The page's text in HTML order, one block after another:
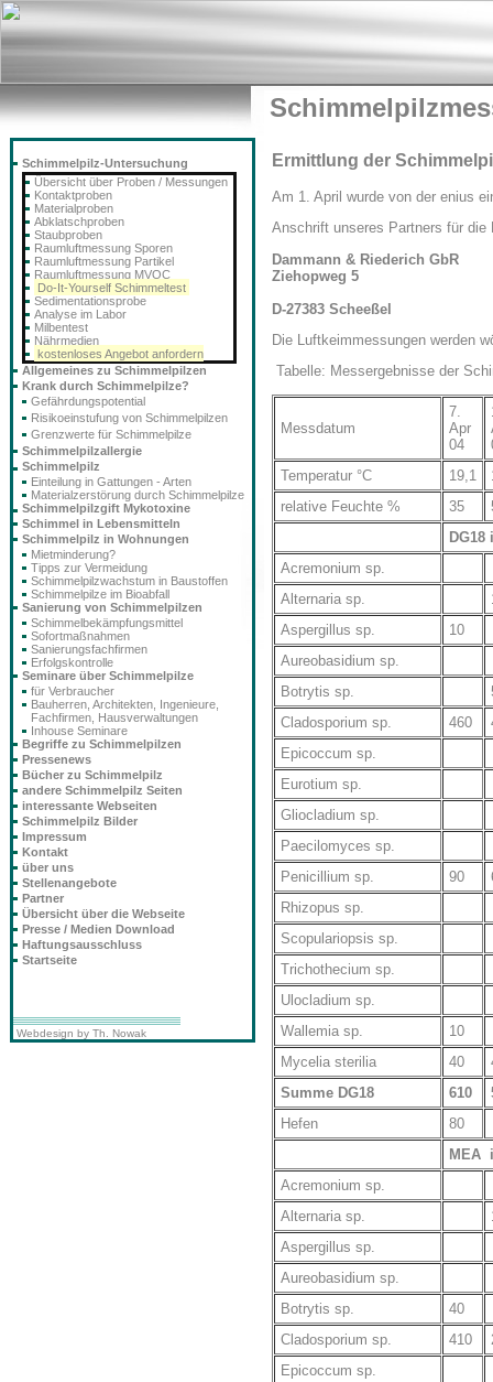
Ermittlung der
Am 1. April wurde von der enius
Anschrift unseres Partners für die
Dammann & Riederich GbR
Ziehopweg 5
D-27383 Scheeßel
Die Luftkeimmessungen werden
Tabelle: Messergebnisse der
Messdatum
7.
Apr
04
Temperatur °C
19,1
relative Feuchte %
35
DG18
Acremonium sp.
Alternaria sp.
Aspergillus sp.
10
Aureobasidium sp.
Botrytis sp.
Cladosporium sp.
460
Epicoccum sp.
Eurotium sp.
Gliocladium sp.
Paecilomyces sp.
Penicillium sp.
90
Rhizopus sp.
Scopulariopsis sp.
Trichothecium sp.
Ulocladium sp.
Wallemia sp.
10
Mycelia sterilia
40
Summe DG18
610
Hefen
80
MEA
Acremonium sp.
Alternaria sp.
Aspergillus sp.
Aureobasidium sp.
Botrytis sp.
40
Cladosporium sp.
410
Epicoccum sp.
Schimmelpilz-Untersuchung
Übersicht über Proben / Messungen
Kontaktproben
Materialproben
Abklatschproben
Staubproben
Raumluftmessung Sporen
Raumluftmessung Partikel
Raumluftmessung MVOC
Do-It-Yourself Schimmeltest
Sedimentationsprobe
Analyse im Labor
Milbentest
Nährmedien
kostenloses Angebot anfordern
Allgemeines zu Schimmelpilzen
Krank durch Schimmelpilze?
Gefährdungspotential
Risikoeinstufung von Schimmelpilzen
Grenzwerte für Schimmelpilze
Schimmelpilzallergie
Schimmelpilz
Einteilung in Gattungen - Arten
Materialzerstörung durch Schimmelpilze
Schimmelpilzgift Mykotoxine
Schimmel in Lebensmitteln
Schimmelpilz in Wohnungen
Mietminderung?
Tipps zur Vermeidung
Schimmelpilzwachstum in Baustoffen
Schimmelpilze im Bioabfall
Sanierung von Schimmelpilzen
Schimmelbekämpfungsmittel
Sofortmaßnahmen
Sanierungsfachfirmen
Erfolgskontrolle
Seminare über Schimmelpilze
für Verbraucher
Bauherren, Architekten, Ingenieure,
Fachfirmen, Hausverwaltungen
Inhouse Seminare
Begriffe zu Schimmelpilzen
Pressenews
Bücher zu Schimmelpilz
andere Schimmelpilz Seiten
interessante Webseiten
Schimmelpilz Bilder
Impressum
Kontakt
über uns
Stellenangebote
Partner
Übersicht über die Webseite
Presse / Medien Download
Haftungsausschluss
Startseite
Webdesign by Th. Nowak